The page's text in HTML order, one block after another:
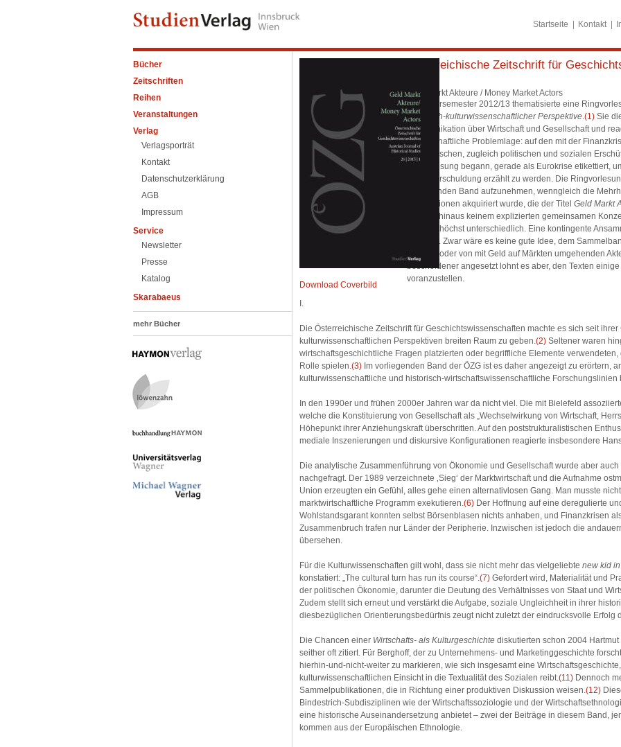
Startseite Kontakt
Bücher
Zeitschriften
Reihen
Veranstaltungen
Verlag
Verlagsporträt
Kontakt
Datenschutzerklärung
AGB
Impressum
Service
Newsletter
Presse
Katalog
Skarabaeus
mehr Bücher
Download Coverbild
Österreichische Zeitschrift für
Geld Markt Akteure / Money Market Actors
Im Wintersemester 2012/13 thematisierte eine
historisch-kulturwissenschaftlicher Perspektive.(1) Sie
Kommunikation über Wirtschaft und Gesellschaft und
gesellschaftliche Problemlage: auf den mit der
ökonomischen, zugleich politischen und sozialen
die Vorlesung begann, gerade als Eurokrise etikettiert,
Staatsverschuldung erzählt zu werden. Die
vorliegenden Band aufzunehmen, wenngleich die
Assoziationen akquiriert wurde, die der Titel Geld Markt
darüber hinaus keinem explizierten gemeinsamen
deshalb höchst unterschiedlich. Eine kontingente
zufällige. Zwar wäre es keine gute Idee, dem
Märkten oder von mit Geld auf Märkten umgehenden
bescheidener angesetzt lohnt es aber, den Texten
voranzustellen.
I.
Die Österreichische Zeitschrift für Geschichtswissenschaften machte es sich seit
kulturwissenschaftlichen Perspektiven breiten Raum zu geben.(2) Seltener waren
wirtschaftsgeschichtliche Fragen platzierten oder begriffliche Elemente
Rolle spielen.(3) Im vorliegenden Band der ÖZG ist es daher angezeigt zu erörtern,
kulturwissenschaftliche und historisch-wirtschaftswissenschaftliche
In den 1990er und frühen 2000er Jahren war da nicht viel. Die mit Bielefeld
welche die Konstituierung von Gesellschaft als „Wechselwirkung von Wirtschaft,
Höhepunkt ihrer Anziehungskraft überschritten. Auf den poststrukturalistischen
mediale Inszenierungen und diskursive Konfigurationen reagierte insbesondere
Die analytische Zusammenführung von Ökonomie und Gesellschaft wurde aber
nachgefragt. Der 1989 verzeichnete ‚Sieg‘ der Marktwirtschaft und die Aufnahme
Union erzeugten ein Gefühl, alles gehe einen alternativlosen Gang. Man musste
marktwirtschaftliche Programm exekutieren.(6) Der Hoffnung auf eine deregulierte
Wohlstandsgarant konnten selbst Börsenblasen nichts anhaben, und Finanzkrisen
Zusammenbruch trafen nur Länder der Peripherie. Inzwischen ist jedoch die
übersehen.
Für die Kulturwissenschaften gilt wohl, dass sie nicht mehr das vielgeliebte new kid
konstatiert: „The cultural turn has run its course“.(7) Gefordert wird, Materialität und
der politischen Ökonomie, darunter die Deutung des Verhältnisses von Staat und
Zudem stellt sich erneut und verstärkt die Aufgabe, soziale Ungleichheit in ihrer
diesbezüglichen Orientierungsbedürfnis zeugt nicht zuletzt der eindrucksvolle Erfolg
Die Chancen einer Wirtschafts- als Kulturgeschichte diskutierten schon 2004
seither oft zitiert. Für Berghoff, der zu Unternehmens- und Marketinggeschichte
hierhin-und-nicht-weiter zu markieren, wie sich insgesamt eine
kulturwissenschaftlichen Einsicht in die Textualität des Sozialen reibt.(11) Dennoch
Sammelpublikationen, die in Richtung einer produktiven Diskussion weisen.(12)
Bindestrich-Subdisziplinen wie der Wirtschaftssoziologie und der
eine historische Auseinandersetzung anbietet – zwei der Beiträge in diesem Band,
kommen aus der Europäischen Ethnologie.